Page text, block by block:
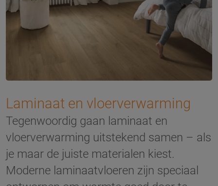
Laminaat en vloerverwarming
Tegenwoordig gaan laminaat en
vloerverwarming uitstekend samen – als
je maar de juiste materialen kiest.
Moderne laminaatvloeren zijn speciaal